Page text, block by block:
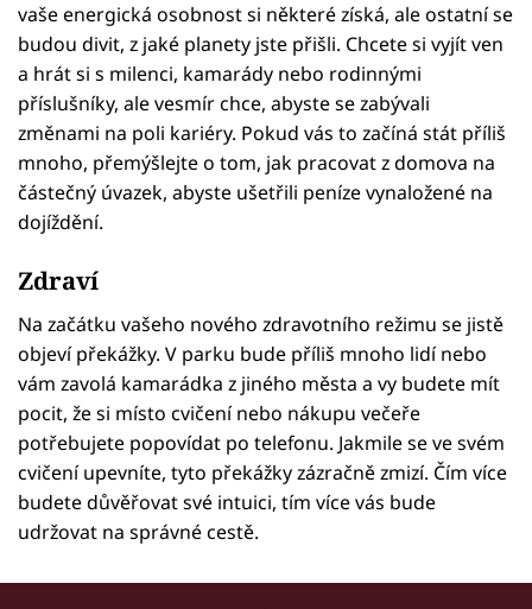
vaše energická osobnost si některé získá, ale ostatní se
budou divit, z jaké planety jste přišli. Chcete si vyjít ven
a hrát si s milenci, kamarády nebo rodinnými
příslušníky, ale vesmír chce, abyste se zabývali
změnami na poli kariéry. Pokud vás to začíná stát příliš
mnoho, přemýšlejte o tom, jak pracovat z domova na
částečný úvazek, abyste ušetřili peníze vynaložené na
dojíždění.
Zdraví
Na začátku vašeho nového zdravotního režimu se jistě
objeví překážky. V parku bude příliš mnoho lidí nebo
vám zavolá kamarádka z jiného města a vy budete mít
pocit, že si místo cvičení nebo nákupu večeře
potřebujete popovídat po telefonu. Jakmile se ve svém
cvičení upevníte, tyto překážky zázračně zmizí. Čím více
budete důvěřovat své intuici, tím více vás bude
udržovat na správné cestě.